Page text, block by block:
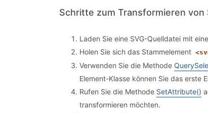
Schritte zum Transformieren von
Laden Sie eine SVG-Quelldatei mit
Holen Sie sich das Stammelement
Verwenden Sie die Methode
Element-Klasse können Sie das erste
Rufen Sie die Methode SetAttribute()
transformieren möchten.